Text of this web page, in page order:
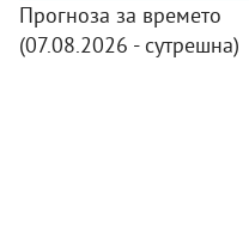
Прогноза за времето
(07.08.2026 - сутрешна)